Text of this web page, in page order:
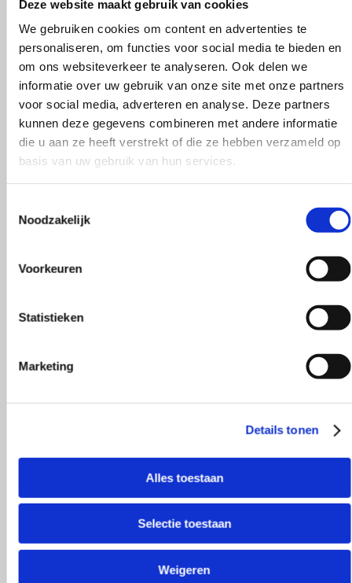
Deze website maakt gebruik van cookies
We gebruiken cookies om content en advertenties te
personaliseren, om functies voor social media te bieden en
om ons websiteverkeer te analyseren. Ook delen we
informatie over uw gebruik van onze site met onze partners
voor social media, adverteren en analyse. Deze partners
kunnen deze gegevens combineren met andere informatie
die u aan ze heeft verstrekt of die ze hebben verzameld op
basis van uw gebruik van hun services.
Noodzakelijk
Voorkeuren
Statistieken
Marketing
Details tonen
Alles toestaan
Selectie toestaan
Weigeren
is een aanrader! Supergoede en
Vlotte
klopte heel
Rieneke, ze
gegeven een